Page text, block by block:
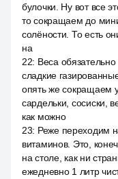
булочки. Ну вот все
то сокращаем до
солёности. То есть
на
22: Веса
сладкие
опять же сокращаем
сардельки, сосиски,
как можно
23: Реже переходим
витаминов. Это,
на столе, как ни
ежедневно 1 литр